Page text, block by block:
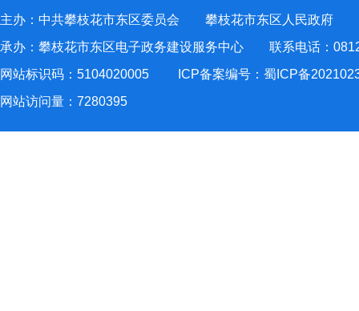
主办：中共攀枝花市东区委员会 攀枝花市东区人民政府
承办：攀枝花市东区电子政务建设服务中心 联系电话：
网站标识码：5104020005
ICP备案编号：蜀ICP备
网站访问量： 7280395